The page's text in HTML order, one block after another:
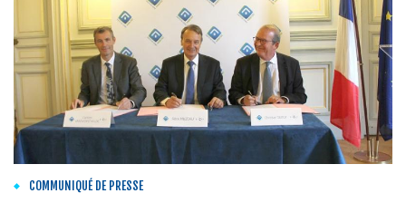
COMMUNIQUÉ DE PRESSE